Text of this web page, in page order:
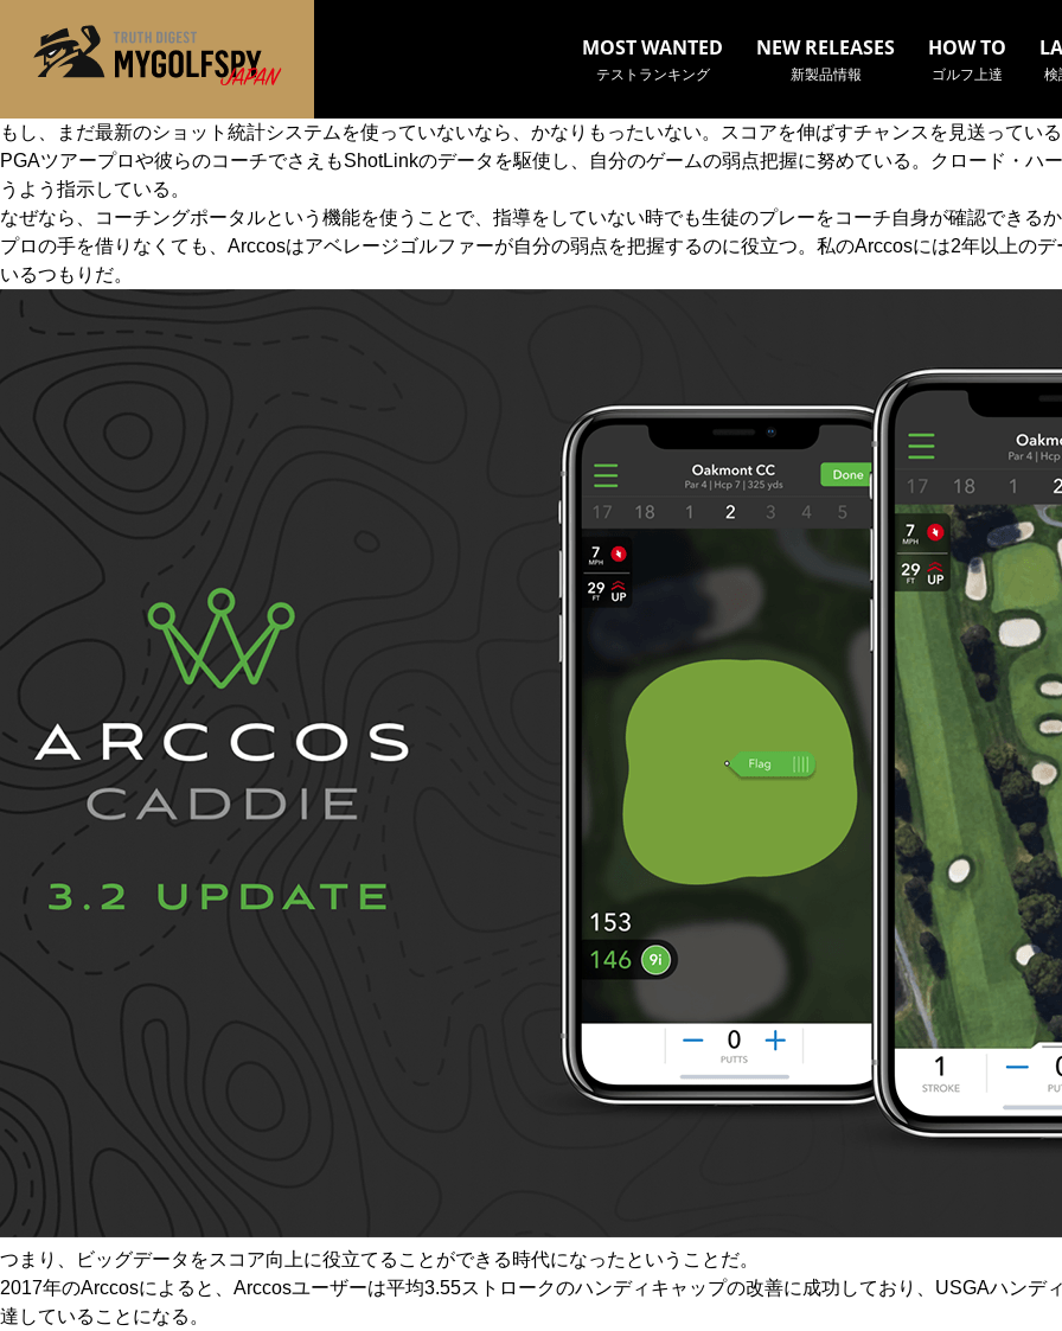
MOST WANTED
テストランキング
NEW RELEASES
新製品情報
HOW TO
ゴルフ上達 検
もし、まだ最新のショット統計システムを使っていないなら、かなりもったいない。スコアを伸ばすチャンスを見送っている
PGAツアープロや彼らのコーチでさえもShotLinkのデータを駆使し、自分のゲームの弱点把握に努めている。クロード・ハ
うよう指示している。
なぜなら、コーチングポータルという機能を使うことで、指導をしていない時でも生徒のプレーをコーチ自身が確認できるか
プロの手を借りなくても、Arccosはアベレージゴルファーが自分の弱点を把握するのに役立つ。私のArccosには2年以上の
いるつもりだ。
つまり、ビッグデータをスコア向上に役立てることができる時代になったということだ。
2017年のArccosによると、Arccosユーザーは平均3.55ストロークのハンディキャップの改善に成功しており、USGAハンデ
達していることになる。
MOST WANTED テストランキング
NEW RELEASES 新製品情報
HOW TO
LAB テスト・データ検証
Golf News
REVIEWS
DRIVERS
FAIRWAY WOODS
HYBRIDS
IRONS アイアン
WEDGES ウェッジ
PUTTERS
OTHER その他
Editor’s Picks 編集部のおすすめ
Our Mission 私たちの使命
※メーカー名やクラブ名など、検索したい事柄を入力してください。